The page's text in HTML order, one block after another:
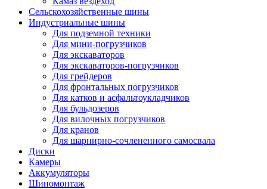
Сельскохозяйственные шины
Индустриальные шины
Для подземной техники
Для мини-погрузчиков
Для экскаваторов
Для экскаваторов-погрузчиков
Для грейдеров
Для фронтальных погрузчиков
Для катков и асфальтоукладчиков
Для бульдозеров
Для вилочных погрузчиков
Для кранов
Для шарнирно-сочлененного самосвала
Диски
Камеры
Аккумуляторы
Шиномонтаж